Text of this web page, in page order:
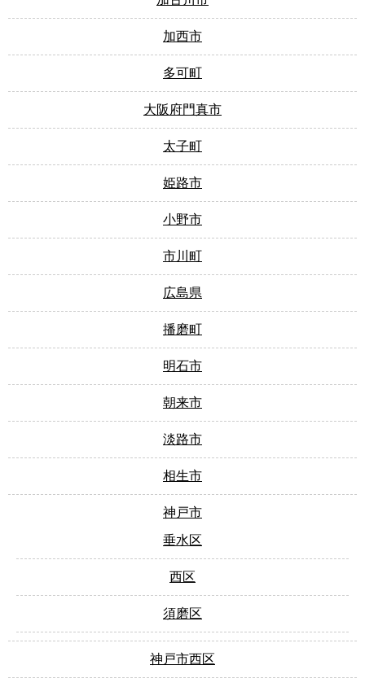
加西市
多可町
大阪府門真市
太子町
姫路市
小野市
市川町
広島県
播磨町
明石市
朝来市
淡路市
相生市
神戸市
垂水区
西区
須磨区
神戸市西区